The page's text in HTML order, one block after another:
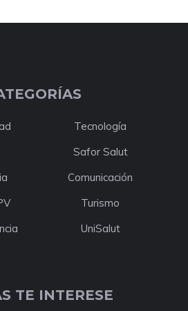
Tecnología
Safor Salut
Comunicación
Turismo
UniSalut
TE INTERESE